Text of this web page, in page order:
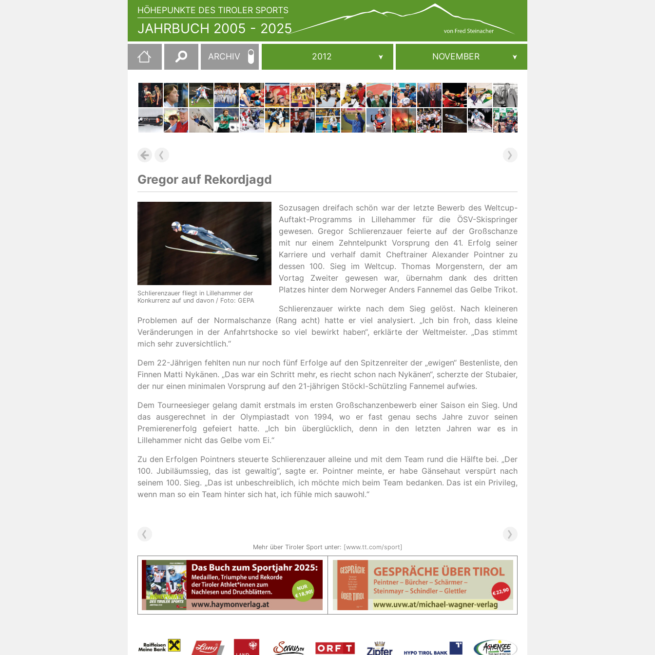
HÖHEPUNKTE DES TIROLER SPORTS
JAHRBUCH 2005 - 2025
JAHRBUCH
2005
2025
Suchen
nach:
ARCHIV 2012 NOVEMBER
Gregor auf Rekordjagd
Schlierenzauer fliegt in Lillehammer der
Konkurrenz auf und davon / Foto: GEPA
Sozusagen dreifach schön war der letzte Bewerb des Weltcup-
Auftakt-Programms in Lillehammer für die ÖSV-Skispringer
gewesen. Gregor Schlierenzauer feierte auf der Großschanze
mit nur einem Zehntelpunkt Vorsprung den 41. Erfolg seiner
Karriere und verhalf damit Cheftrainer Alexander Pointner zu
dessen 100. Sieg im Weltcup. Thomas Morgenstern, der am
Vortag Zweiter gewesen war, übernahm dank des dritten
Platzes hinter dem Norweger Anders Fannemel das Gelbe Trikot.
Schlierenzauer wirkte nach dem Sieg gelöst. Nach kleineren
Problemen auf der Normalschanze (Rang acht) hatte er viel analysiert. „Ich bin froh, dass kleine
Veränderungen in der Anfahrtshocke so viel bewirkt haben“, erklärte der Weltmeister. „Das stimmt
mich sehr zuversichtlich.“
Dem 22-Jährigen fehlten nun nur noch fünf Erfolge auf den Spitzenreiter der „ewigen“ Bestenliste, den
Finnen Matti Nykänen. „Das war ein Schritt mehr, es riecht schon nach Nykänen“, scherzte der Stubaier,
der nur einen minimalen Vorsprung auf den 21-jährigen Stöckl-Schützling Fannemel aufwies.
Dem Tourneesieger gelang damit erstmals im ersten Großschanzenbewerb einer Saison ein Sieg. Und
das ausgerechnet in der Olympiastadt von 1994, wo er fast genau sechs Jahre zuvor seinen
Premierenerfolg gefeiert hatte. „Ich bin überglücklich, denn in den letzten Jahren war es in
Lillehammer nicht das Gelbe vom Ei.“
Zu den Erfolgen Pointners steuerte Schlierenzauer alleine und mit dem Team rund die Hälfte bei. „Der
100. Jubiläumssieg, das ist gewaltig“, sagte er. Pointner meinte, er habe Gänsehaut verspürt nach
seinem 100. Sieg. „Das ist unbeschreiblich, ich möchte mich beim Team bedanken. Das ist ein Privileg,
wenn man so ein Team hinter sich hat, ich fühle mich sauwohl.“
Mehr über Tiroler Sport unter: [www.tt.com/sport]